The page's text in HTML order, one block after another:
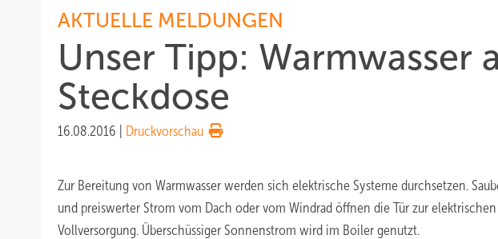
AKTUELLE MELDUNGEN
Unser Tipp: Warmwasser
Steckdose
16.08.2016 Druckvorschau
Zur Bereitung von Warmwasser werden sich elektrische Systeme durchsetzen.
und preiswerter Strom vom Dach oder vom Windrad öffnen die Tür zur elektrischen
Vollversorgung. Überschüssiger Sonnenstrom wird im Boiler genutzt.